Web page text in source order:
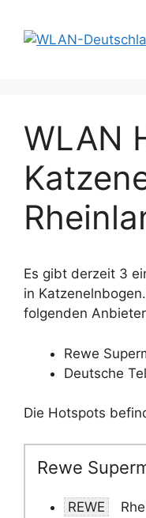
Inhalt
springen
WLAN
Es gibt derzeit 3
in
folgenden
Rewe
Deutsche
Die Hotspots
Rewe
REWE